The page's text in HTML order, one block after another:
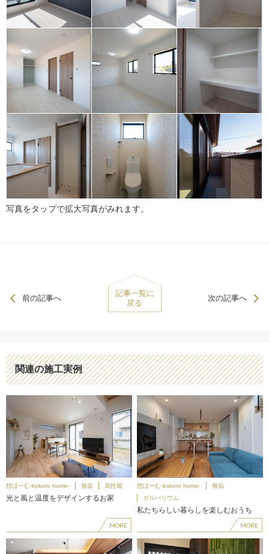
写真をタップで拡大写真がみれます。
前の記事へ
記事一覧に
戻る
次の記事へ
関連の施工実例
想ほーむ-kokoro home- 無垢 高性能
光と風と温度をデザインするお家
MORE
想ほーむ-kokoro home-
無垢
ガルバリウム
私たちらしい暮らしを楽しむおうち
MORE